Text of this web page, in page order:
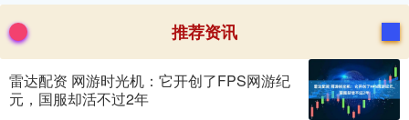
推荐资讯
雷达配资 网游时光机：它开创了FPS网游纪
元，国服却活不过2年